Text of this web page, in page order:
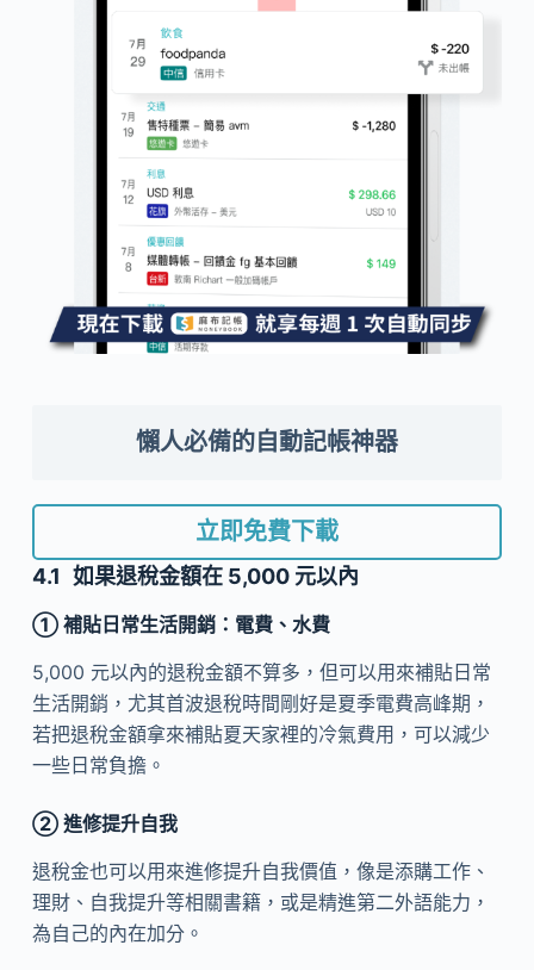
懶人必備的自動記帳神器
立即免費下載
如果退稅金額在 5,000 元以內
① 補貼日常生活開銷：電費、水費
5,000 元以內的退稅金額不算多，但可以用來補貼日常
生活開銷，尤其首波退稅時間剛好是夏季電費高峰期，
若把退稅金額拿來補貼夏天家裡的冷氣費用，可以減少
一些日常負擔。
② 進修提升自我
退稅金也可以用來進修提升自我價值，像是添購工作、
理財、自我提升等相關書籍，或是精進第二外語能力，
為自己的內在加分。